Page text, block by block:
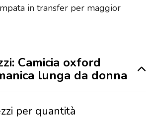
in transfer per maggior
Camicia oxford
lunga da donna
per quantità